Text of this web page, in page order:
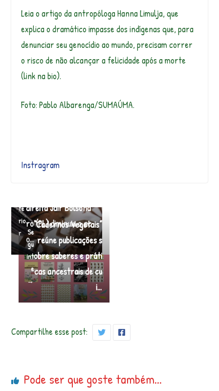
Leia o artigo da antropóloga Hanna Limulja, que
explica o dramático impasse dos indígenas que, para
denunciar seu genocídio ao mundo, precisam correr
o risco de não alcançar a felicidade após a morte
(link na bio).
Foto: Pablo Albarenga/SUMAÚMA.
Instragram
te
rio
r
direita Jair Bolsona
ro (PL) diminuiu o ac
o…
Se
gu
int
e
→
“Cadernos Vegetais”
reúne publicações s
obre saberes e práti
cas ancestrais de cu
i…
Compartilhe esse post:
Pode ser que goste também...